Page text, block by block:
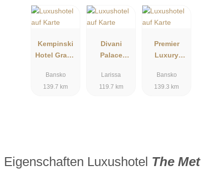
Kempinski
Hotel Grand
Bansko
Bansko
139.7 km
Divani
Palace
Larissa
119.7 km
Premier
Luxury
Resort
Bansko
139.3 km
Eigenschaften Luxushotel The Met